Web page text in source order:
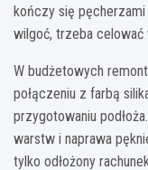
kończy się
wilgoć, trzeba celować
W budżetowych
połączeniu z farbą
przygotowaniu
warstw i naprawa
tylko odłożony